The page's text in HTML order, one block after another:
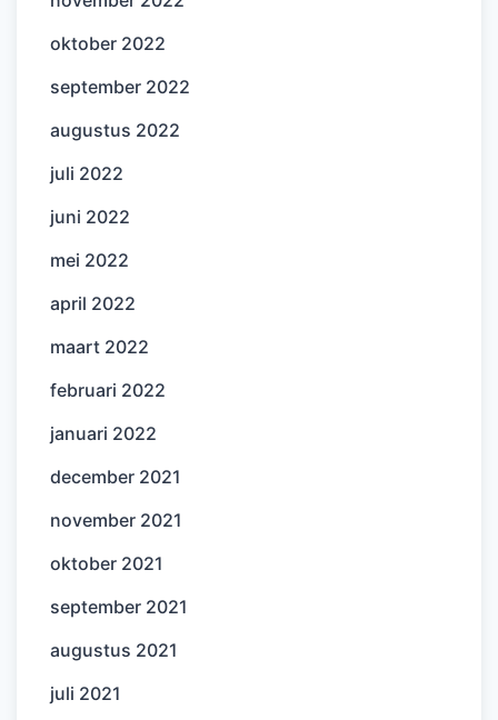
oktober 2022
september 2022
augustus 2022
juli 2022
juni 2022
mei 2022
april 2022
maart 2022
februari 2022
januari 2022
december 2021
november 2021
oktober 2021
september 2021
augustus 2021
juli 2021